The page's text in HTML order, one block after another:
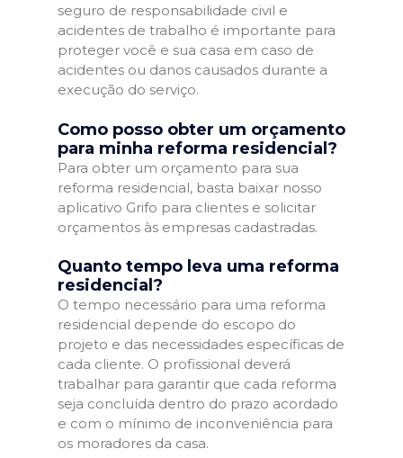
seguro de responsabilidade civil e
acidentes de trabalho é importante para
proteger você e sua casa em caso de
acidentes ou danos causados durante a
execução do serviço.
Como posso obter um orçamento
para minha reforma residencial?
Para obter um orçamento para sua
reforma residencial, basta baixar nosso
aplicativo Grifo para clientes e solicitar
orçamentos às empresas cadastradas.
Quanto tempo leva uma reforma
residencial?
O tempo necessário para uma reforma
residencial depende do escopo do
projeto e das necessidades específicas de
cada cliente. O profissional deverá
trabalhar para garantir que cada reforma
seja concluída dentro do prazo acordado
e com o mínimo de inconveniência para
os moradores da casa.